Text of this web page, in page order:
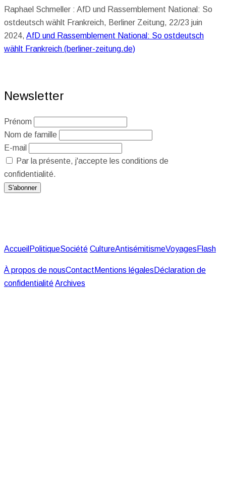
Raphael Schmeller : AfD und Rassemblement National: So
ostdeutsch wählt Frankreich, Berliner Zeitung, 22/23 juin
2024, AfD und Rassemblement National: So ostdeutsch
wählt Frankreich (berliner-zeitung.de)
Newsletter
Prénom
Nom de famille
E-mail
Par la présente, j'accepte les conditions de
confidentialité.
Accueil PolitiqueSociété CultureAntisémitismeVoyages Flash
À propos de nousContact Mentions légales Déclaration de
confidentialitéArchives